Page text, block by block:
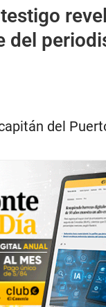
del
del